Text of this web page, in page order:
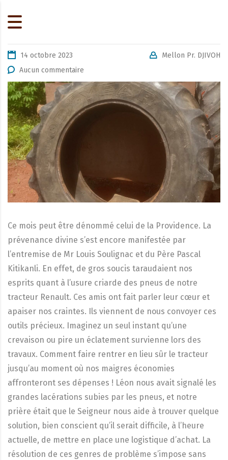
14 octobre 2023
Mellon Pr. DJIVOH
Aucun commentaire
Ce mois peut être dénommé celui de la Providence. La
prévenance divine s’est encore manifestée par
l’entremise de Mr Louis Soulignac et du Père Pascal
Kitikanli. En effet, de gros soucis taraudaient nos
esprits quant à l’usure criarde des pneus de notre
tracteur Renault. Ces amis ont fait parler leur cœur et
apaiser nos craintes. Ils viennent de nous convoyer ces
outils précieux. Imaginez un seul instant qu’une
crevaison ou pire un éclatement survienne lors des
travaux. Comment faire rentrer en lieu sûr le tracteur
jusqu’au moment où nos maigres économies
affronteront ses dépenses ! Léon nous avait signalé les
grandes lacérations subies par les pneus, et notre
prière était que le Seigneur nous aide à trouver quelque
solution, bien conscient qu’il serait difficile, à l’heure
actuelle, de mettre en place une logistique d’achat. La
résolution de ces genres de problème s’impose sans